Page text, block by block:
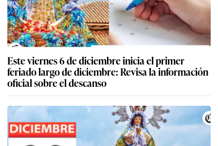
Este viernes 6 de diciembre inicia el primer
feriado largo de diciembre: Revisa la información
oficial sobre el descanso